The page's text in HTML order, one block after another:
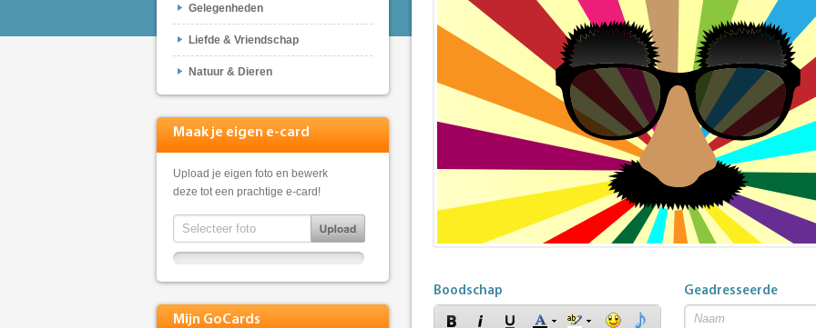
Gelegenheden
Liefde & Vriendschap
Natuur & Dieren
Maak je eigen e-card
Upload je eigen foto en bewerk
deze tot een prachtige e-card!
Mijn GoCards
Boodschap Geadresseerde